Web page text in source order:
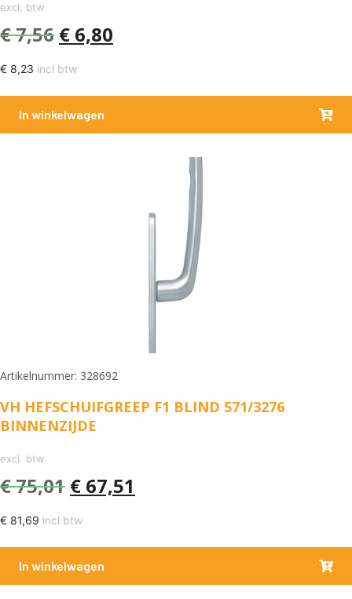
excl. btw
€7,56 € 6,80
€ 8,23 incl btw
In winkelwagen
Artikelnummer: 328692
VH HEFSCHUIFGREEP F1 BLIND 571/3276
BINNENZIJDE
excl. btw
€75,01 € 67,51
€ 81,69 incl btw
In winkelwagen